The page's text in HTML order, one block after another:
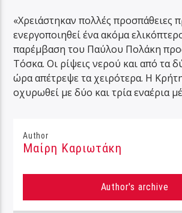
«Χρειάστηκαν πολλές προσπάθειες
ενεργοποιηθεί ένα ακόμα
παρέμβαση του Παύλου Πολάκη
Τόσκα. Οι ρίψεις νερού και από τα
ώρα απέτρεψε τα χειρότερα. Η Κρήτη
οχυρωθεί με δύο και τρία εναέρια
Author
Μαίρη Καριωτάκη
Author's archive